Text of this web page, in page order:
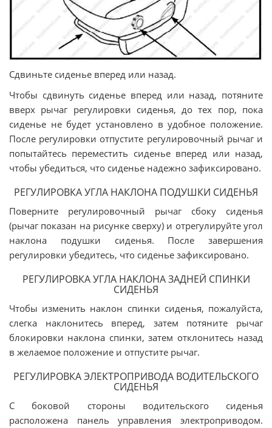
Cдвиньте сиденье вперед или назад.
Чтобы сдвинуть сиденье вперед или назад, потяните
вверх рычаг регулировки сиденья, до тех пор, пока
сиденье не будет установлено в удобное положение.
После регулировки отпустите регулировочный рычаг и
попытайтесь переместить сиденье вперед или назад,
чтобы убедиться, что сиденье надежно зафиксировано.
РЕГУЛИРОВКА УГЛА НАКЛОНА ПОДУШКИ СИДЕНЬЯ
Поверните регулировочный рычаг сбоку сиденья
(рычаг показан на рисунке сверху) и отрегулируйте угол
наклона подушки сиденья. После завершения
регулировки убедитесь, что сиденье зафиксировано.
РЕГУЛИРОВКА УГЛА НАКЛОНА ЗАДНЕЙ СПИНКИ
СИДЕНЬЯ
Чтобы изменить наклон спинки сиденья, пожалуйста,
слегка наклонитесь вперед, затем потяните рычаг
блокировки наклона спинки, затем отклонитесь назад
в желаемое положение и отпустите рычаг.
РЕГУЛИРОВКА ЭЛЕКТРОПРИВОДА ВОДИТЕЛЬСКОГО
СИДЕНЬЯ
С боковой стороны водительского сиденья
расположена панель управления электроприводом.